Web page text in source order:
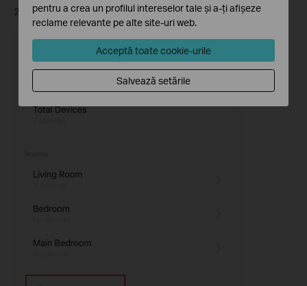
2. Tap “Add Rooms” to create a new room for your devices.
pentru a crea un profilul intereselor tale și a-ți afișeze
reclame relevante pe alte site-uri web.
Acceptă toate cookie-urile
Salvează setările